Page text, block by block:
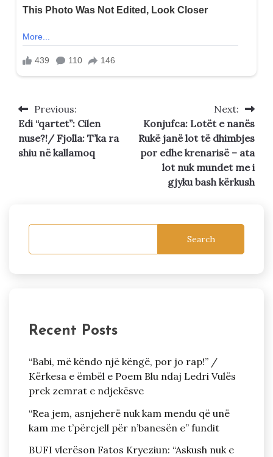
Post
navigation
Previous:
Edi “qartet”: Cilen
nuse?!/ Fjolla: T’ka ra
shiu në kallamoq
Next:
Konjufca: Lotët e nanës
Rukë janë lot të dhimbjes
por edhe krenarisë – ata
lot nuk mundet me i
gjyku bash kërkush
Search
Recent Posts
“Babi, më këndo një këngë, por jo rap!” /
Kërkesa e ëmbël e Poem Blu ndaj Ledri Vulës
prek zemrat e ndjekësve
“Rea jem, asnjeherë nuk kam mendu që unë
kam me t’përcjell për n’banesën e” fundit
BUFI vlerëson Fatos Kryeziun: “Askush nuk e